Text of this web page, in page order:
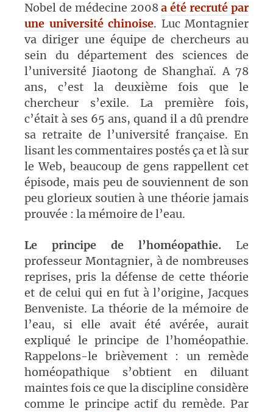
Nobel de médecine 2008a été recruté par
une université chinoise. Luc Montagnier
va diriger une équipe de chercheurs au
sein du département des sciences de
l’université Jiaotong de Shanghaï. A 78
ans, c’est la deuxième fois que le
chercheur s’exile. La première fois,
c’était à ses 65 ans, quand il a dû prendre
sa retraite de l’université française. En
lisant les commentaires postés ça et là sur
le Web, beaucoup de gens rappellent cet
épisode, mais peu de souviennent de son
peu glorieux soutien à une théorie jamais
prouvée : la mémoire de l’eau.
Le principe de l’homéopathie. Le
professeur Montagnier, à de nombreuses
reprises, pris la défense de cette théorie
et de celui qui en fut à l’origine, Jacques
Benveniste. La théorie de la mémoire de
l’eau, si elle avait été avérée, aurait
expliqué le principe de l’homéopathie.
Rappelons-le brièvement : un remède
homéopathique s’obtient en diluant
maintes fois ce que la discipline considère
comme le principe actif du remède. Par